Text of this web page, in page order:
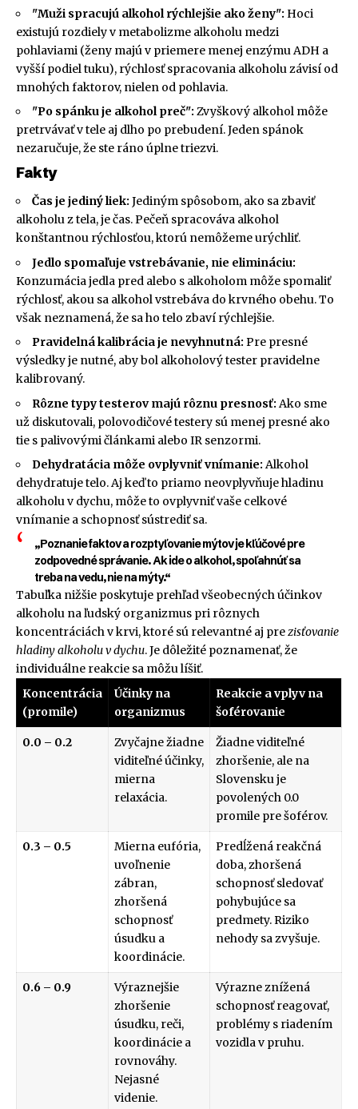
"Muži spracujú alkohol rýchlejšie ako ženy": Hoci
existujú rozdiely v metabolizme alkoholu medzi
pohlaviami (ženy majú v priemere menej enzýmu ADH a
vyšší podiel tuku), rýchlosť spracovania alkoholu závisí od
mnohých faktorov, nielen od pohlavia.
"Po spánku je alkohol preč": Zvyškový alkohol môže
pretrvávať v tele aj dlho po prebudení. Jeden spánok
nezaručuje, že ste ráno úplne triezvi.
Fakty
Čas je jediný liek: Jediným spôsobom, ako sa zbaviť
alkoholu z tela, je čas. Pečeň spracováva alkohol
konštantnou rýchlosťou, ktorú nemôžeme urýchliť.
Jedlo spomaľuje vstrebávanie, nie elimináciu:
Konzumácia jedla pred alebo s alkoholom môže spomaliť
rýchlosť, akou sa alkohol vstrebáva do krvného obehu. To
však neznamená, že sa ho telo zbaví rýchlejšie.
Pravidelná kalibrácia je nevyhnutná: Pre presné
výsledky je nutné, aby bol alkoholový tester pravidelne
kalibrovaný.
Rôzne typy testerov majú rôznu presnosť: Ako sme
už diskutovali, polovodičové testery sú menej presné ako
tie s palivovými článkami alebo IR senzormi.
Dehydratácia môže ovplyvniť vnímanie: Alkohol
dehydratuje telo. Aj keď to priamo neovplyvňuje hladinu
alkoholu v dychu, môže to ovplyvniť vaše celkové
vnímanie a schopnosť sústrediť sa.
„Poznanie faktov a rozptyľovanie mýtov je kľúčové pre
zodpovedné správanie. Ak ide o alkohol, spoľahnúť sa
treba na vedu, nie na mýty.“
Tabuľka nižšie poskytuje prehľad všeobecných účinkov
alkoholu na ľudský organizmus pri rôznych
koncentráciách v krvi, ktoré sú relevantné aj prezisťovanie
hladiny alkoholu v dychu. Je dôležité poznamenať, že
individuálne reakcie sa môžu líšiť.
Koncentrácia
(promile)
Účinky na
organizmus
Reakcie a vplyv na
šoférovanie
0.0 – 0.2
Zvyčajne žiadne
viditeľné účinky,
mierna
relaxácia.
Žiadne viditeľné
zhoršenie, ale na
Slovensku je
povolených 0.0
promile pre šoférov.
0.3 – 0.5
Mierna eufória,
uvoľnenie
zábran,
zhoršená
schopnosť
úsudku a
koordinácie.
Predĺžená reakčná
doba, zhoršená
schopnosť sledovať
pohybujúce sa
predmety. Riziko
nehody sa zvyšuje.
0.6 – 0.9
Výraznejšie
zhoršenie
úsudku, reči,
koordinácie a
rovnováhy.
Nejasné
videnie.
Výrazne znížená
schopnosť reagovať,
problémy s riadením
vozidla v pruhu.